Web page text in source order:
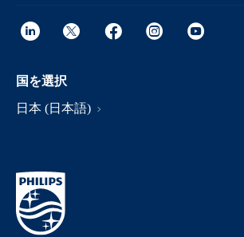
国を選択
日本 (日本語)